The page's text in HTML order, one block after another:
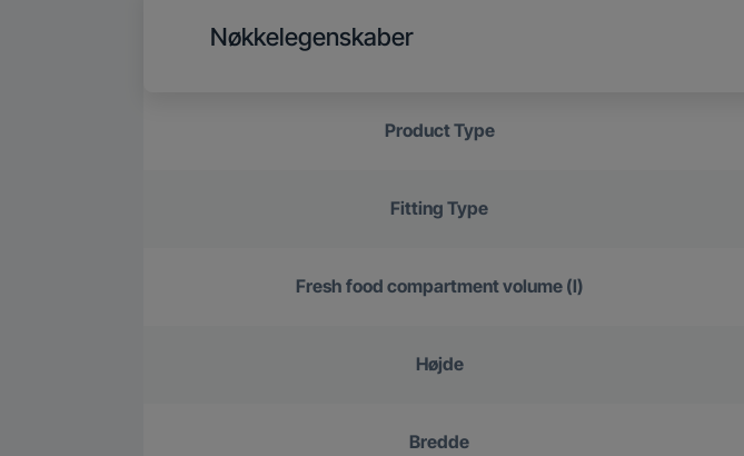
Nøkkelegenskaber
Product Type
Fitting Type
Fresh food compartment volume (l)
Højde
Bredde